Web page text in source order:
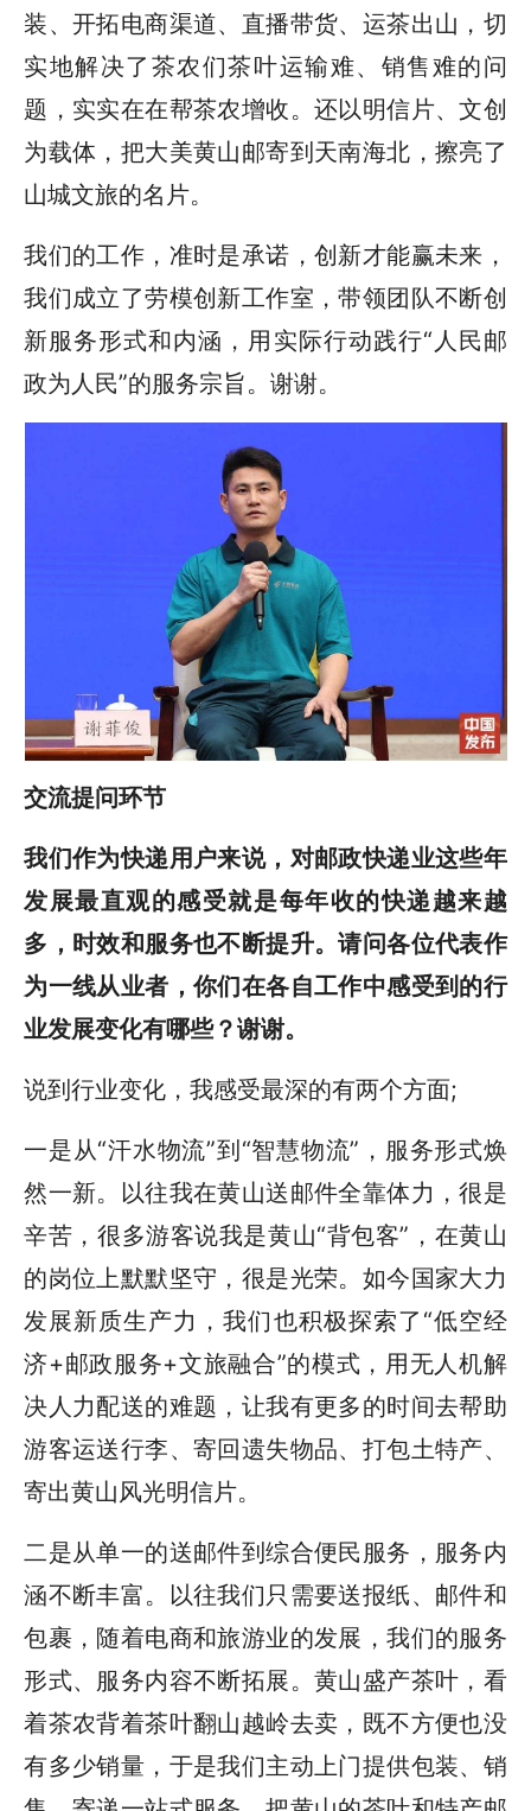
装、开拓电商渠道、直播带货、运茶出山，切
实地解决了茶农们茶叶运输难、销售难的问
题，实实在在帮茶农增收。还以明信片、文创
为载体，把大美黄山邮寄到天南海北，擦亮了
山城文旅的名片。
我们的工作，准时是承诺，创新才能赢未来，
我们成立了劳模创新工作室，带领团队不断创
新服务形式和内涵，用实际行动践行“人民邮
政为人民”的服务宗旨。谢谢。
交流提问环节
我们作为快递用户来说，对邮政快递业这些年
发展最直观的感受就是每年收的快递越来越
多，时效和服务也不断提升。请问各位代表作
为一线从业者，你们在各自工作中感受到的行
业发展变化有哪些？谢谢。
说到行业变化，我感受最深的有两个方面;
一是从“汗水物流”到“智慧物流”，服务形式焕
然一新。以往我在黄山送邮件全靠体力，很是
辛苦，很多游客说我是黄山“背包客”，在黄山
的岗位上默默坚守，很是光荣。如今国家大力
发展新质生产力，我们也积极探索了“低空经
济+邮政服务+文旅融合”的模式，用无人机解
决人力配送的难题，让我有更多的时间去帮助
游客运送行李、寄回遗失物品、打包土特产、
寄出黄山风光明信片。
二是从单一的送邮件到综合便民服务，服务内
涵不断丰富。以往我们只需要送报纸、邮件和
包裹，随着电商和旅游业的发展，我们的服务
形式、服务内容不断拓展。黄山盛产茶叶，看
着茶农背着茶叶翻山越岭去卖，既不方便也没
有多少销量，于是我们主动上门提供包装、销